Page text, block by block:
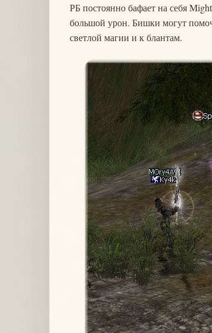
РБ постоянно бафает на себя
большой урон. Бишки могут
светлой магии и к блантам.